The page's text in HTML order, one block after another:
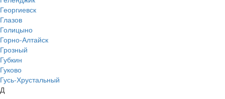
Георгиевск
Глазов
Голицыно
Горно-Алтайск
Грозный
Губкин
Гуково
Гусь-Хрустальный
Д